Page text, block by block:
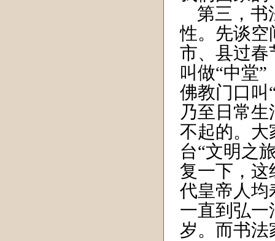
第三，书
性。先谈空
市、县过春
叫做“中堂
佛教门口叫
乃至日常
不起的。大
台“文明之
复一下，这
代皇帝人均
一直到弘一
岁。而书法